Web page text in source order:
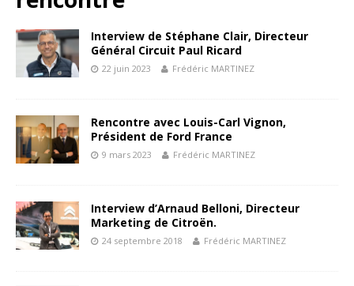
Interview de Stéphane Clair, Directeur
Général Circuit Paul Ricard
22 juin 2023 Frédéric MARTINEZ
Rencontre avec Louis-Carl Vignon,
Président de Ford France
9 mars 2023 Frédéric MARTINEZ
Interview d’Arnaud Belloni, Directeur
Marketing de Citroën.
24 septembre 2018 Frédéric MARTINEZ